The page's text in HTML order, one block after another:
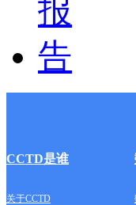
CCTD是谁
关于CCTD